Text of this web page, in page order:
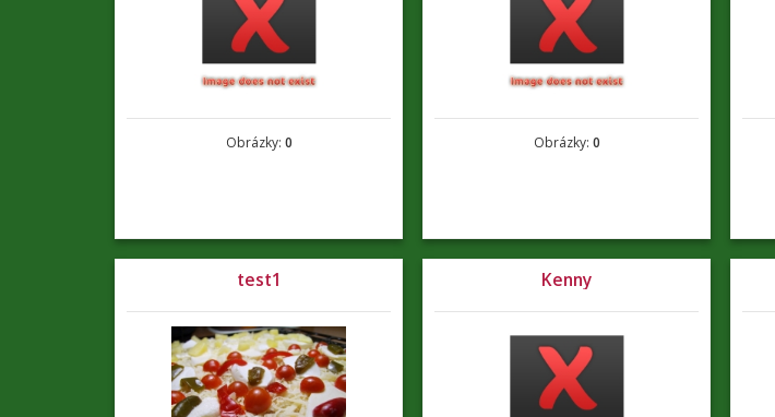
Obrázky: 0 Obrázky: 0
test1 Kenny